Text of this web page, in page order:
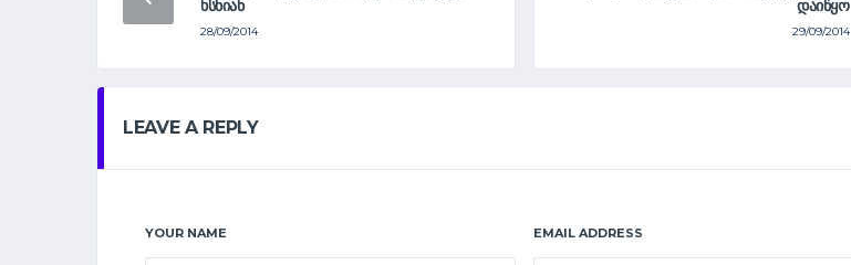
ᲮᲡᲜᲘᲐᲜ
28/09/2014
ᲓᲐᲘᲬᲧᲝ
29/09/2014
LEAVE A REPLY
YOUR NAME EMAIL ADDRESS